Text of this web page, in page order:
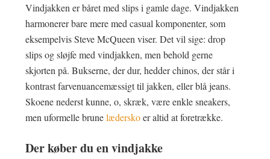
Vindjakken er båret med slips i gamle dage. Vindjakken
harmonerer bare mere med casual komponenter, som
eksempelvis Steve McQueen viser. Det vil sige: drop
slips og sløjfe med vindjakken, men behold gerne
skjorten på. Bukserne, der dur, hedder chinos, der står i
kontrast farvenuancemæssigt til jakken, eller blå jeans.
Skoene nederst kunne, o, skræk, være enkle sneakers,
men uformelle brunelæderskoer altid at foretrække.
Der køber du en vindjakke